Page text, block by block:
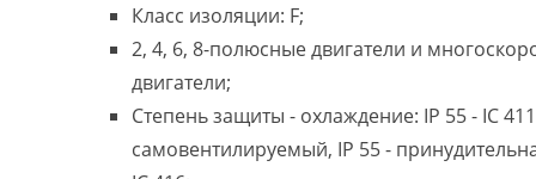
Класс изоляции: F;
2, 4, 6, 8-полюсные двигатели и
двигатели;
Степень защиты - охлаждение: IP 55 - IC 411
самовентилируемый, IP 55 -